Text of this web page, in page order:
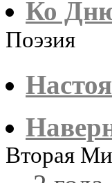
Ко
Поэзия
Вторая